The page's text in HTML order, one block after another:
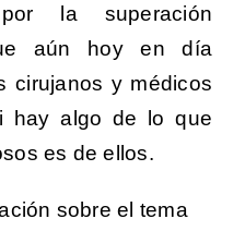
la superación
aún hoy en día
cirujanos y médicos
hay algo de lo que
es de ellos.
sobre el tema